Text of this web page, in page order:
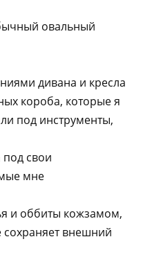
овальный
дивана и кресла
короба, которые я
под инструменты,
свои
мне
и оббиты кожзамом,
сохраняет внешний